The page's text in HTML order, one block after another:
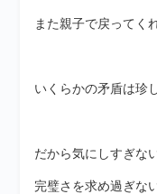
また親子で戻ってく
いくらかの矛盾は珍
だから気にしすぎな
完璧さを求め過ぎな